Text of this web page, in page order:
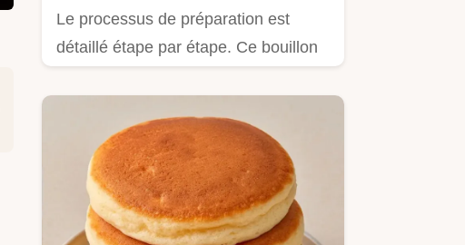
Le processus de préparation est
détaillé étape par étape. Ce bouillon